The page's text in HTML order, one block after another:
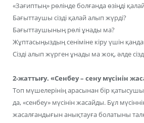
«Зағиптың» рөлінде болғанда өзіңді қалай
Бағыттаушы сізді қалай алып жүрді?
Бағыттаушының рөлі ұнады ма?
Жұптасыңыздың сеніміне кіру үшін
Сізді алып жүрген ұнады ма жоқ, әлде
2-жаттығу. «Сенбеу – сену мүсінін
Топ мүшелерінің арасынан бір
да, «сенбеу» мүсінін жасайды. Бұл
жасалғандығын анықтауға болатыны